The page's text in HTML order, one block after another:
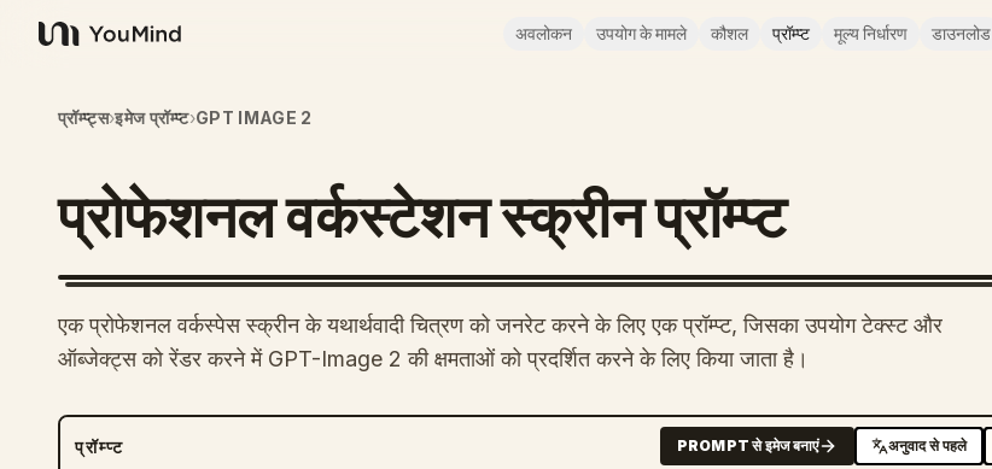
YouMind
अवलोकन उपयोग के मामले कौशल प्रॉम्प्ट मूल्य निर्धारण डाउनलोड
प्रॉम्प्ट्स›इमेज प्रॉम्प्ट›GPT IMAGE 2
प्रोफेशनल वर्कस्टेशन स्क्रीन प्रॉम्प्ट
एक प्रोफेशनल वर्कस्पेस स्क्रीन के यथार्थवादी चित्रण को जनरेट करने के लिए एक प्रॉम्प्ट, जिसका उपयोग टेक्स्ट और
ऑब्जेक्ट्स को रेंडर करने में GPT-Image 2 की क्षमताओं को प्रदर्शित करने के लिए किया जाता है।
प्रॉम्प्ट PROMPT से इमेज बनाएं अनुवाद से पहले